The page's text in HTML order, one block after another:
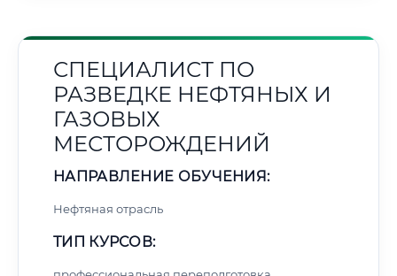
СПЕЦИАЛИСТ ПО
РАЗВЕДКЕ НЕФТЯНЫХ И
ГАЗОВЫХ
МЕСТОРОЖДЕНИЙ
НАПРАВЛЕНИЕ ОБУЧЕНИЯ:
Нефтяная отрасль
ТИП КУРСОВ: